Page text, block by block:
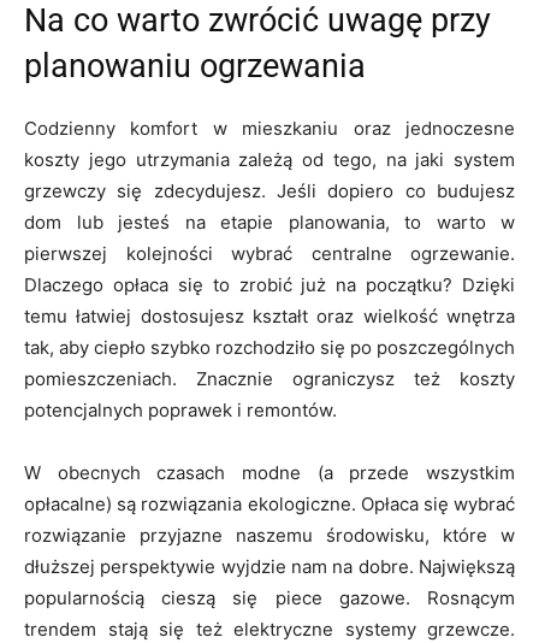
Na co warto zwrócić uwagę przy
planowaniu ogrzewania
Codzienny komfort w mieszkaniu oraz jednoczesne
koszty jego utrzymania zależą od tego, na jaki system
grzewczy się zdecydujesz. Jeśli dopiero co budujesz
dom lub jesteś na etapie planowania, to warto w
pierwszej kolejności wybrać centralne ogrzewanie.
Dlaczego opłaca się to zrobić już na początku? Dzięki
temu łatwiej dostosujesz kształt oraz wielkość wnętrza
tak, aby ciepło szybko rozchodziło się po poszczególnych
pomieszczeniach. Znacznie ograniczysz też koszty
potencjalnych poprawek i remontów.
W obecnych czasach modne (a przede wszystkim
opłacalne) są rozwiązania ekologiczne. Opłaca się wybrać
rozwiązanie przyjazne naszemu środowisku, które w
dłuższej perspektywie wyjdzie nam na dobre. Największą
popularnością cieszą się piece gazowe. Rosnącym
trendem stają się też elektryczne systemy grzewcze.